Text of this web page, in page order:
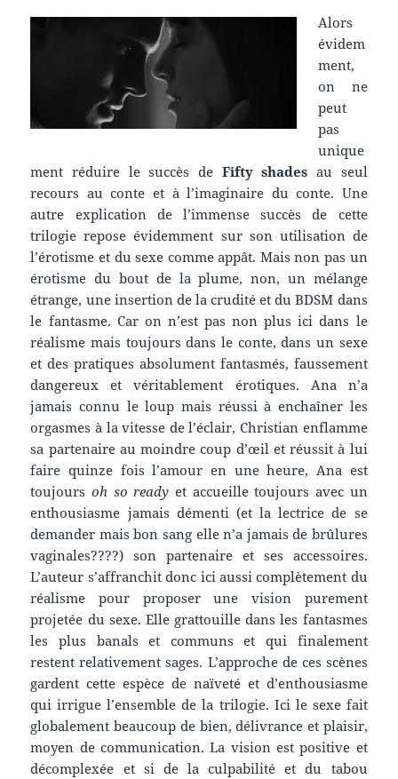
Alors
évidem
ment,
on ne
peut
pas
unique
ment réduire le succès de Fifty shades au seul
recours au conte et à l’imaginaire du conte. Une
autre explication de l’immense succès de cette
trilogie repose évidemment sur son utilisation de
l’érotisme et du sexe comme appât. Mais non pas un
érotisme du bout de la plume, non, un mélange
étrange, une insertion de la crudité et du BDSM dans
le fantasme. Car on n’est pas non plus ici dans le
réalisme mais toujours dans le conte, dans un sexe
et des pratiques absolument fantasmés, faussement
dangereux et véritablement érotiques. Ana n’a
jamais connu le loup mais réussi à enchaîner les
orgasmes à la vitesse de l’éclair, Christian enflamme
sa partenaire au moindre coup d’œil et réussit à lui
faire quinze fois l’amour en une heure, Ana est
toujoursoh so ready et accueille toujours avec un
enthousiasme jamais démenti (et la lectrice de se
demander mais bon sang elle n’a jamais de brûlures
vaginales????) son partenaire et ses accessoires.
L’auteur s’affranchit donc ici aussi complètement du
réalisme pour proposer une vision purement
projetée du sexe. Elle grattouille dans les fantasmes
les plus banals et communs et qui finalement
restent relativement sages. L’approche de ces scènes
gardent cette espèce de naïveté et d’enthousiasme
qui irrigue l’ensemble de la trilogie. Ici le sexe fait
globalement beaucoup de bien, délivrance et plaisir,
moyen de communication. La vision est positive et
décomplexée et si de la culpabilité et du tabou